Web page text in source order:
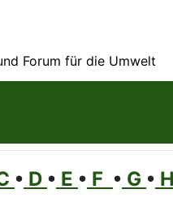
Forum für die Umwelt
• D • E • F • G • H